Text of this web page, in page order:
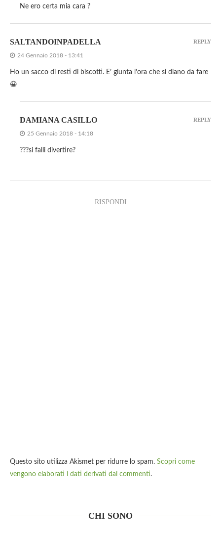
Ne ero certa mia cara ?
SALTANDOINPADELLA
24 Gennaio 2018 - 13:41
Ho un sacco di resti di biscotti. E’ giunta l’ora che si diano da fare
😀
REPLY
DAMIANA CASILLO
25 Gennaio 2018 - 14:18
???si falli divertire?
REPLY
RISPONDI
Questo sito utilizza Akismet per ridurre lo spam. Scopri come
vengono elaborati i dati derivati dai commenti.
CHI SONO